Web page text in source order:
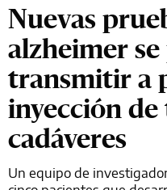
Nuevas
alzheimer
transmitir a
inyección
cadáveres
Un equipo de